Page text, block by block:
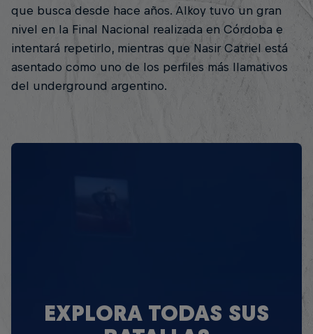
que busca desde hace años. Alkoy tuvo un gran
nivel en la Final Nacional realizada en Córdoba e
intentará repetirlo, mientras que Nasir Catriel está
asentado como uno de los perfiles más llamativos
del underground argentino.
EXPLORA TODAS SUS